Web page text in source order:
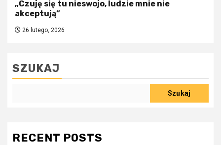
„Czuję się tu nieswojo, ludzie mnie nie
akceptują”
26 lutego, 2026
SZUKAJ
Szukaj
RECENT POSTS